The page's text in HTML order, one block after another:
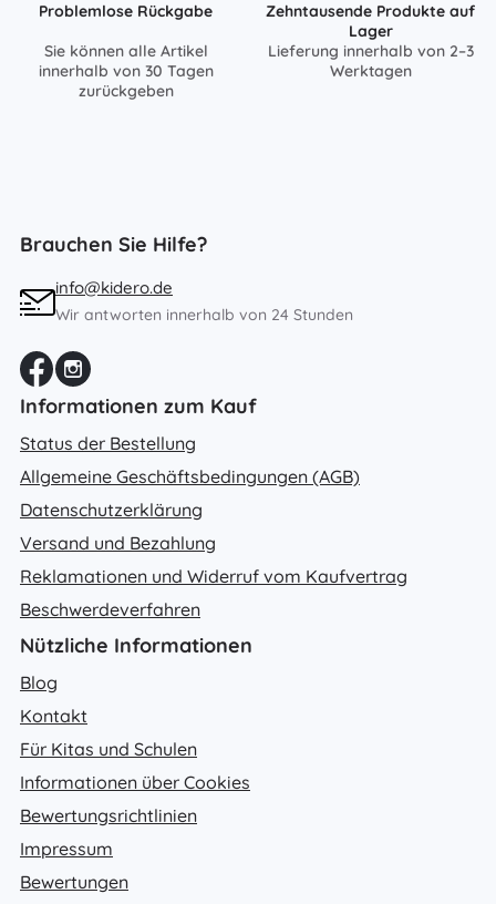
Problemlose Rückgabe
Sie können alle Artikel
innerhalb von 30 Tagen
zurückgeben
Zehntausende Produkte auf
Lager
Lieferung innerhalb von 2–3
Werktagen
Brauchen Sie Hilfe?
info@kidero.de
Wir antworten innerhalb von 24 Stunden
Informationen zum Kauf
Status der Bestellung
Allgemeine Geschäftsbedingungen (AGB)
Datenschutzerklärung
Versand und Bezahlung
Reklamationen und Widerruf vom Kaufvertrag
Beschwerdeverfahren
Nützliche Informationen
Blog
Kontakt
Für Kitas und Schulen
Informationen über Cookies
Bewertungsrichtlinien
Impressum
Bewertungen